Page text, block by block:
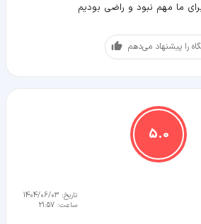
ما مهم نبود و راضی بودیم
را پیشنهاد می‌دهم
5.0
تاریخ: 1404/06/03
ساعت: 21:57